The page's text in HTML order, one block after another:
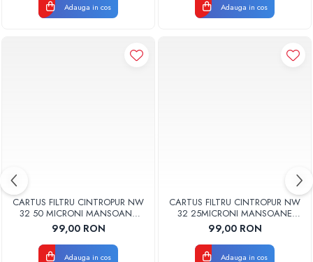
Adauga in cos Adauga in cos
CARTUS FILTRU CINTROPUR NW
32 50 MICRONI MANSOANE
FILTRARE SET 5BUC
99,00 RON
Adauga in cos
CARTUS FILTRU CINTROPUR NW
32 25MICRONI MANSOANE
FILTRARE SET 5BUC
99,00 RON
Adauga in cos